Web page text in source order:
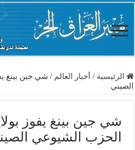
الرئيسية / أخبار العالم / شي جين بينغ
الصيني
شي جين بينغ يفوز
الحزب الشيوعي